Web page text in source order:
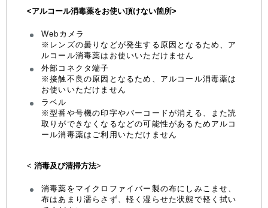
<アルコール消毒薬をお使い頂けない箇所>
Webカメラ
※レンズの曇りなどが発生する原因となるため、ア
ルコール消毒薬はお使いいただけません
外部コネクタ端子
※接触不良の原因となるため、アルコール消毒薬は
お使いいただけません
ラベル
※型番や号機の印字やバーコードが消える、また読
取りができなくなるなどの可能性があるためアルコ
ール消毒薬はご利用いただけません
< 消毒及び清掃方法>
消毒薬をマイクロファイバー製の布にしみこませ、
布はあまり濡らさず、軽く湿らせた状態で軽く拭い